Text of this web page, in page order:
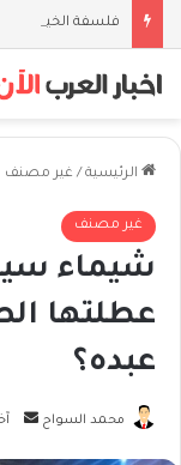
فلسفة الخيط
الرئيسية / غير مصنف
غير مصنف
شيماء
عطلتها
عبده؟
محمد السواح